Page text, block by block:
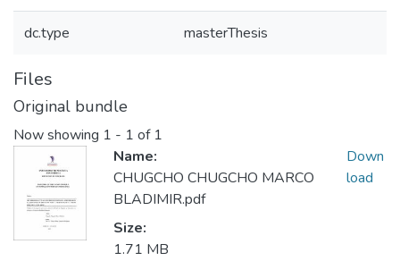
dc.type masterThesis
Files
Original bundle
Now showing 1 - 1 of 1
Name:
CHUGCHO CHUGCHO MARCO
BLADIMIR.pdf
Size:
1.71 MB
Down
load